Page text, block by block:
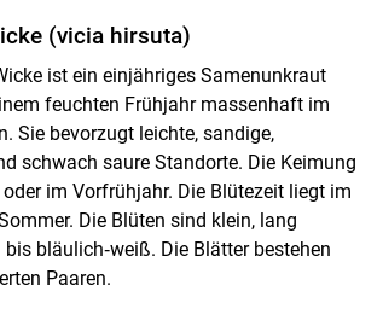
Skip to main content
(vicia hirsuta)
ist ein einjähriges Samenunkraut
feuchten Frühjahr massenhaft im
Sie bevorzugt leichte, sandige,
schwach saure Standorte. Die Keimung
im Vorfrühjahr. Die Blütezeit liegt im
Die Blüten sind klein, lang
bläulich‑weiß. Die Blätter bestehen
Paaren.